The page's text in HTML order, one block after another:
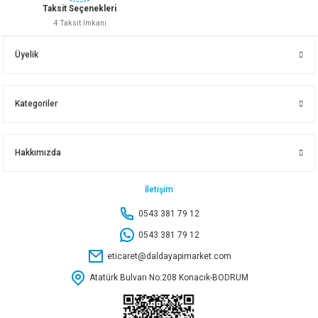
30X60 FANTASIA BLUE MOTIF 30X60 ZEUS BORDUR K.GRİ
Taksit Seçenekleri
4 Taksit İmkanı
Üyelik
Kategoriler
Hakkımızda
İletişim
0543 381 79 12
0543 381 79 12
eticaret@daldayapimarket.com
Atatürk Bulvarı No:208 Konacık-BODRUM